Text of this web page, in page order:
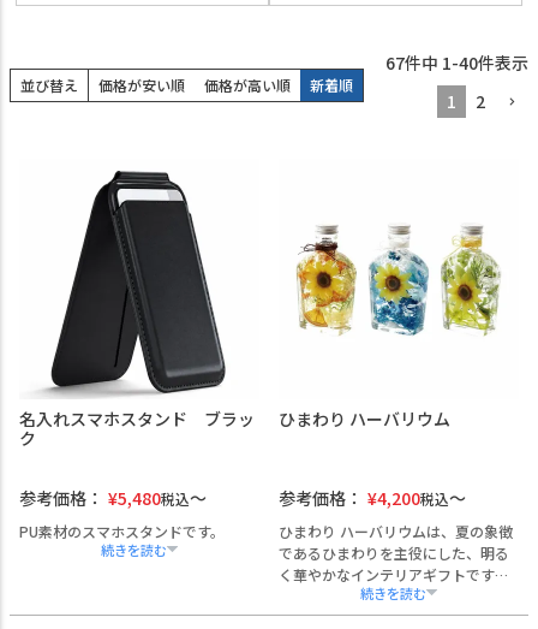
並び替え 価格が安い順 価格が高い順 新着順
67件中 1-40件表示
1
2
名入れスマホスタンド ブラッ
ク
参考価格： ¥5,480税込
PU素材のスマホスタンドです。
ひまわり ハーバリウム
参考価格： ¥4,200税込
ひまわり ハーバリウムは、夏の象徴
であるひまわりを主役にした、明る
く華やかなインテリアギフトです。
厳選した高品質のアーティフィシャ
ルフラワー（造花）ひまわりとプリ